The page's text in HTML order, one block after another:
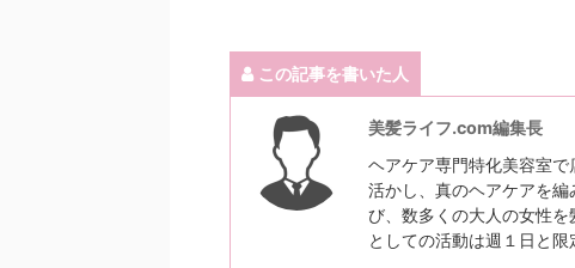
この記事を書いた人
美髪ライフ.com編集長
ヘアケア専門特化美容室
活かし、真のヘアケアを
び、数多くの大人の女性
としての活動は週１日と限